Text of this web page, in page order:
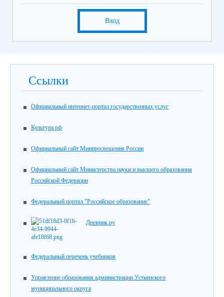
Вход
Ссылки
Официальный интернет-портал государственных услуг
Культура.рф
Официальный сайт Минпросвещения России
Официальный сайт Министерства науки и высшего образования
Российской Федерации
Федеральный портал "Российское образование"
Дневник.ру
Федеральный перечень учебников
Управление образования администрации Устьянского
муниципального округа